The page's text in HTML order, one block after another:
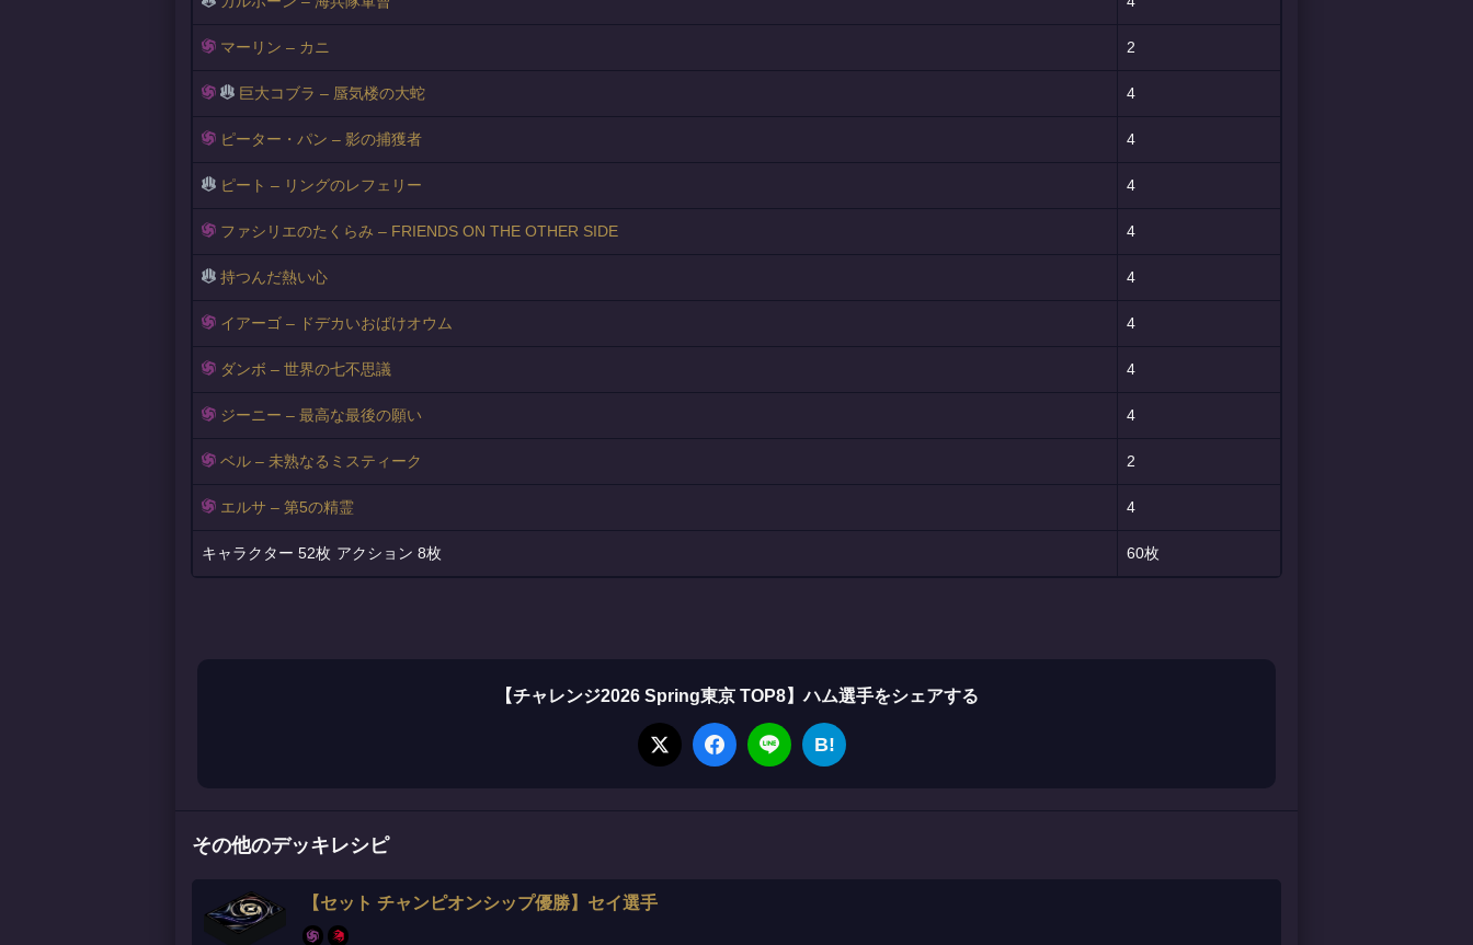
マーリン – カニ 2
巨大コブラ – 蜃気楼の大蛇 4
ピーター・パン – 影の捕獲者 4
ピート – リングのレフェリー 4
ファシリエのたくらみ – FRIENDS ON THE OTHER SIDE 4
持つんだ熱い心 4
イアーゴ – ドデカいおばけオウム 4
ダンボ – 世界の七不思議 4
ジーニー – 最高な最後の願い 4
ベル – 未熟なるミスティーク 2
エルサ – 第5の精霊 4
52枚 8枚 60枚
【チャレンジ2026 Spring東京 TOP8】ハム選手をシェアする
B!
その他のデッキレシピ
【セット チャンピオンシップ優勝】セイ選手